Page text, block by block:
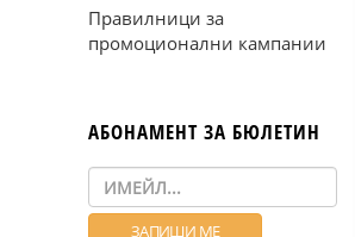
Правилници за
промоционални кампании
АБОНАМЕНТ ЗА БЮЛЕТИН